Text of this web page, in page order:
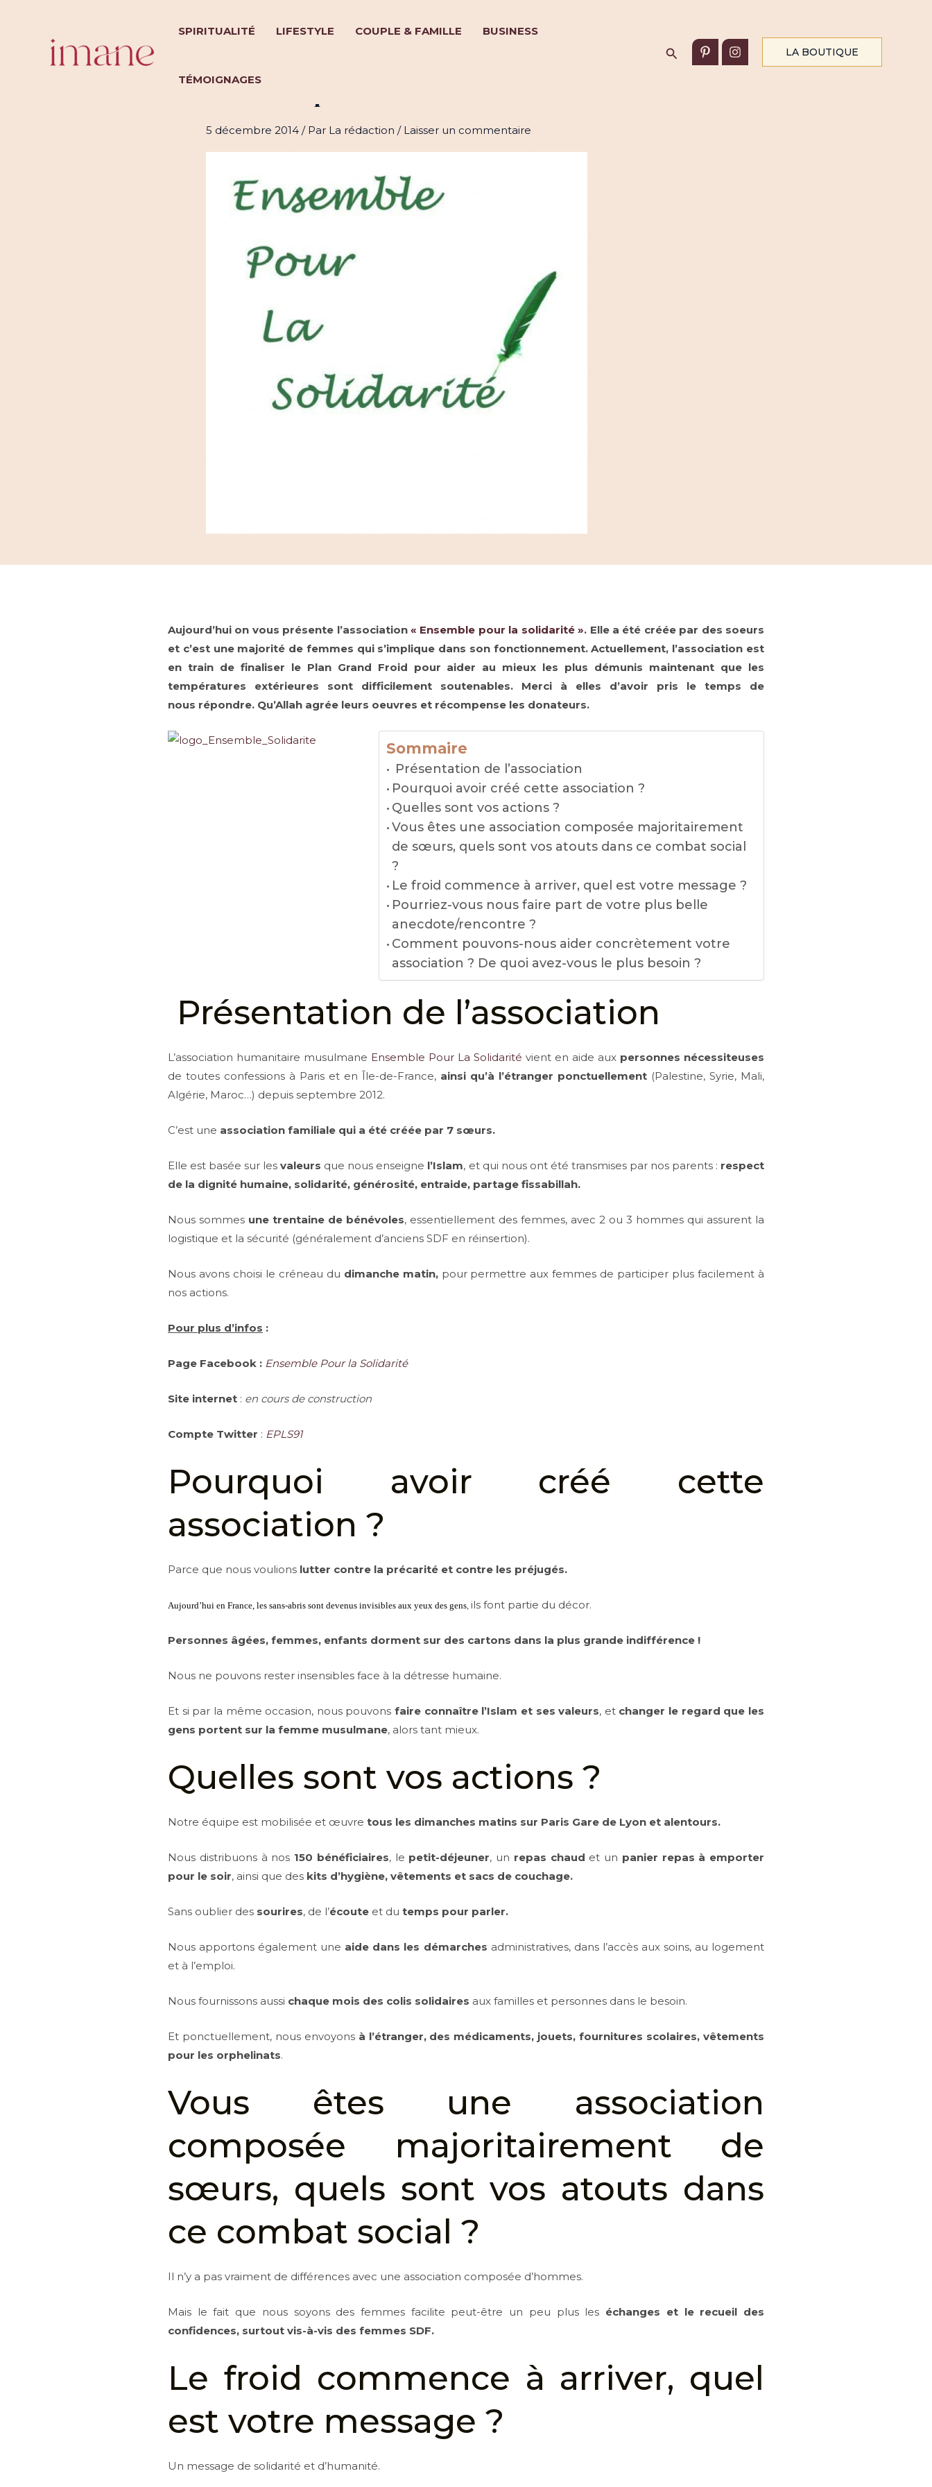
SPIRITUALITÉ LIFESTYLE COUPLE & FAMILLE BUSINESS
TÉMOIGNAGES
Rechercher LA BOUTIQUE
5 décembre 2014 / Par La rédaction / Laisser un commentaire
Aujourd’hui on vous présente l’association« Ensemble pour la solidarité ». Elle a été créée par des soeurs
et c’est une majorité de femmes qui s’implique dans son fonctionnement. Actuellement, l’association est
en train de finaliser le Plan Grand Froid pour aider au mieux les plus démunis maintenant que les
températures extérieures sont difficilement soutenables. Merci à elles d’avoir pris le temps de
nous répondre. Qu’Allah agrée leurs oeuvres et récompense les donateurs.
Sommaire
Présentation de l’association
Pourquoi avoir créé cette association ?
Quelles sont vos actions ?
Vous êtes une association composée majoritairement
de sœurs, quels sont vos atouts dans ce combat social
?
Le froid commence à arriver, quel est votre message ?
Pourriez-vous nous faire part de votre plus belle
anecdote/rencontre ?
Comment pouvons-nous aider concrètement votre
association ? De quoi avez-vous le plus besoin ?
Présentation de l’association
L’association humanitaire musulmane Ensemble Pour La Solidarité vient en aide aux personnes nécessiteuses
de toutes confessions à Paris et en Île-de-France, ainsi qu’à l’étranger ponctuellement(Palestine, Syrie, Mali,
Algérie, Maroc…) depuis septembre 2012.
C’est une association familiale qui a été créée par 7 sœurs.
Elle est basée sur lesvaleurs que nous enseigne l’Islam, et qui nous ont été transmises par nos parents : respect
de la dignité humaine, solidarité, générosité, entraide, partage fissabillah.
Nous sommes une trentaine de bénévoles, essentiellement des femmes, avec 2 ou 3 hommes qui assurent la
logistique et la sécurité (généralement d’anciens SDF en réinsertion).
Nous avons choisi le créneau du dimanche matin,pour permettre aux femmes de participer plus facilement à
nos actions.
Pour plus d’infos :
Page Facebook : Ensemble Pour la Solidarité
Site internet : en cours de construction
Compte Twitter : EPLS91
Pourquoi avoir créé cette
association ?
Parce que nous voulions lutter contre la précarité et contre les préjugés.
Aujourd’hui en France, les sans-abris sont devenus invisibles aux yeux des gens, ils font partie du décor.
Personnes âgées, femmes, enfants dorment sur des cartons dans la plus grande indifférence !
Nous ne pouvons rester insensibles face à la détresse humaine.
Et si par la même occasion, nous pouvonsfaire connaître l’Islam et ses valeurs, et changer le regard que les
gens portent sur la femme musulmane, alors tant mieux.
Quelles sont vos actions ?
Notre équipe est mobilisée et œuvretous les dimanches matins sur Paris Gare de Lyon et alentours.
Nous distribuons à nos 150 bénéficiaires, le petit-déjeuner, un repas chaud et un panier repas à emporter
pour le soir, ainsi que des kits d’hygiène, vêtements et sacs de couchage.
Sans oublier des sourires, de l’écoute et dutemps pour parler.
Nous apportons également une aide dans les démarches administratives, dans l’accès aux soins, au logement
et à l’emploi.
Nous fournissons aussi chaque mois des colis solidaires aux familles et personnes dans le besoin.
Et ponctuellement, nous envoyons à l’étranger, des médicaments, jouets, fournitures scolaires, vêtements
pour les orphelinats.
Vous êtes une association
composée majoritairement de
sœurs, quels sont vos atouts dans
ce combat social ?
Il n’y a pas vraiment de différences avec une association composée d’hommes.
Mais le fait que nous soyons des femmes facilite peut-être un peu plus les échanges et le recueil des
confidences, surtout vis-à-vis des femmes SDF.
Le froid commence à arriver, quel
est votre message ?
Un message de solidarité et d’humanité.